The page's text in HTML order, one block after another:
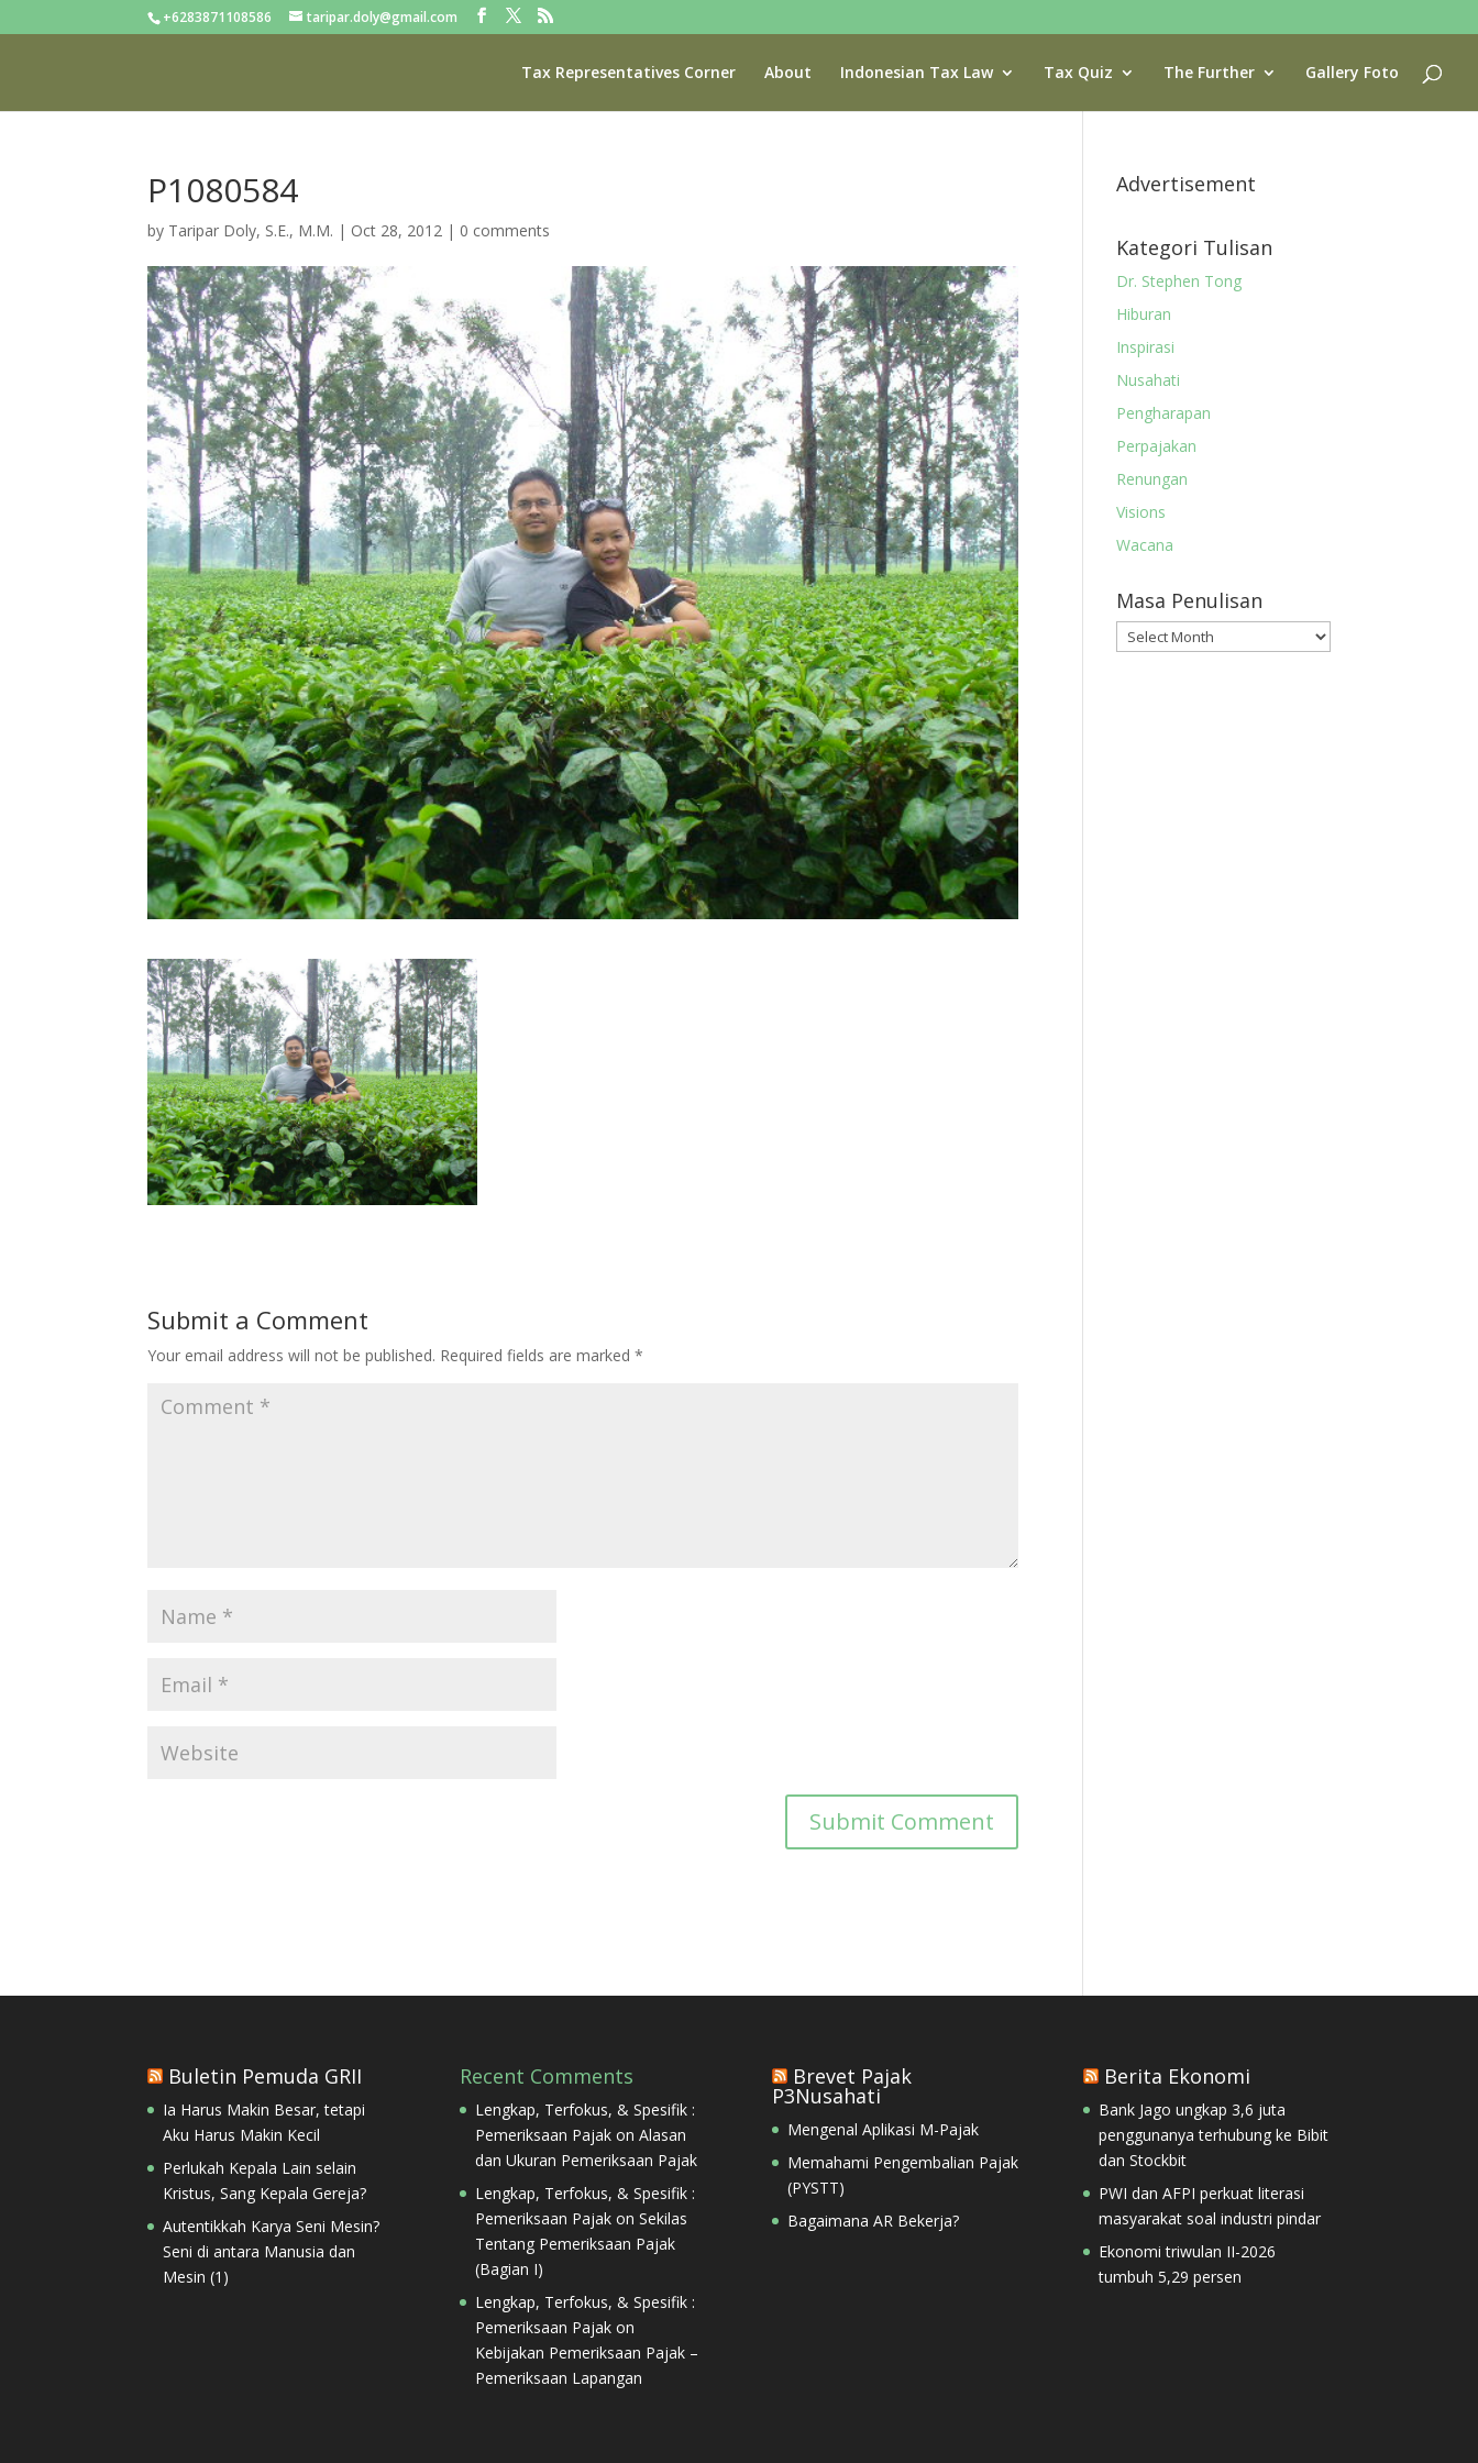
+6283871108586 taripar.doly@gmail.com
Tax Representatives Corner About Indonesian Tax Law Tax Quiz The Further Gallery Foto
P1080584
by Taripar Doly, S.E., M.M. | Oct 28, 2012 | 0 comments
Submit a Comment
Your email address will not be published. Required fields are marked*
Advertisement
Kategori Tulisan
Dr. Stephen Tong
Hiburan
Inspirasi
Nusahati
Pengharapan
Perpajakan
Renungan
Visions
Wacana
Masa Penulisan
Masa
Penulisan
Buletin Pemuda GRII
Ia Harus Makin Besar, tetapi
Aku Harus Makin Kecil
Perlukah Kepala Lain selain
Kristus, Sang Kepala Gereja?
Autentikkah Karya Seni Mesin?
Seni di antara Manusia dan
Mesin (1)
Recent Comments
Lengkap, Terfokus, & Spesifik :
Pemeriksaan Pajakon Alasan
dan Ukuran Pemeriksaan Pajak
Lengkap, Terfokus, & Spesifik :
Pemeriksaan Pajakon Sekilas
Tentang Pemeriksaan Pajak
(Bagian I)
Lengkap, Terfokus, & Spesifik :
Pemeriksaan Pajakon
Kebijakan Pemeriksaan Pajak –
Pemeriksaan Lapangan
Brevet Pajak
P3Nusahati
Mengenal Aplikasi M-Pajak
Memahami Pengembalian Pajak
(PYSTT)
Bagaimana AR Bekerja?
Berita Ekonomi
Bank Jago ungkap 3,6 juta
penggunanya terhubung ke Bibit
dan Stockbit
PWI dan AFPI perkuat literasi
masyarakat soal industri pindar
Ekonomi triwulan II-2026
tumbuh 5,29 persen